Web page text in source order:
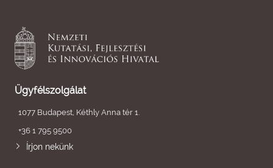
Ügyfélszolgálat
1077 Budapest, Kéthly Anna tér 1.
+36 1 795 9500
Írjon nekünk